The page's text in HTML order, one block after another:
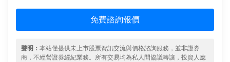
免費諮詢報價
聲明： 本站僅提供未上市股票資訊交流與價格諮詢服務，並非證券
商，不經營證券經紀業務。所有交易均為私人間協議轉讓，投資人應